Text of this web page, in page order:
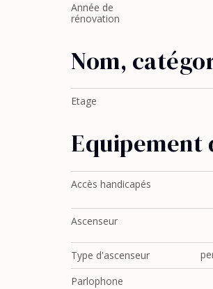
Année de
rénovation
Nom,
Etage
Equipement
Accès handicapés
Ascenseur
Type d'ascenseur
Parlophone